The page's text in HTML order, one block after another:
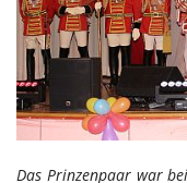
Das Prinzenpaar war